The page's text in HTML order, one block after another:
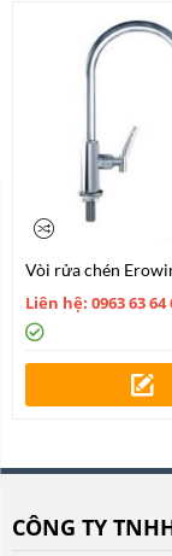
Vòi rửa chén
Liên hệ: 0963 63 64
CÔNG TY